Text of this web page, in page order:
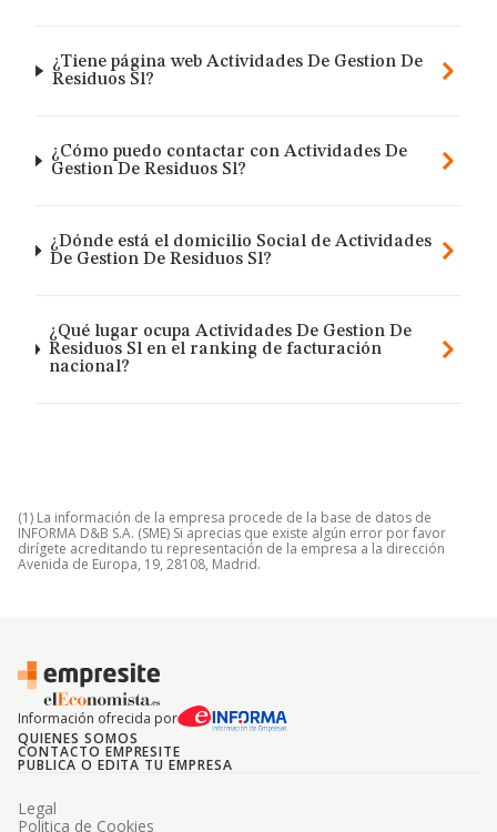
¿Tiene página web Actividades De Gestion De
Residuos Sl?
¿Cómo puedo contactar con Actividades De
Gestion De Residuos Sl?
¿Dónde está el domicilio Social de Actividades
De Gestion De Residuos Sl?
¿Qué lugar ocupa Actividades De Gestion De
Residuos Sl en el ranking de facturación
nacional?
(1) La información de la empresa procede de la base de datos de
INFORMA D&B S.A. (SME) Si aprecias que existe algún error por favor
dirígete acreditando tu representación de la empresa a la dirección
Avenida de Europa, 19, 28108, Madrid.
Información ofrecida por
QUIENES SOMOS
CONTACTO EMPRESITE
PUBLICA O EDITA TU EMPRESA
Legal
Politica de Cookies